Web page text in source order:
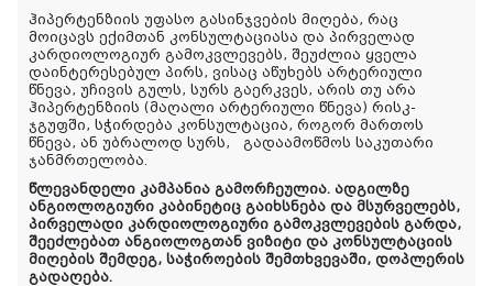
ჰიპერტენზიის უფასო გასინჯვების მიღება, რაც
მოიცავს ექიმთან კონსულტაციასა და პირველად
კარდიოლოგიურ გამოკვლევებს, შეუძლია ყველა
დაინტერესებულ პირს, ვისაც აწუხებს არტერიული
წნევა, უჩივის გულს, სურს გაერკვეს, არის თუ არა
ჰიპერტენზიის (მაღალი არტერიული წნევა) რისკ-
ჯგუფში, სჭირდება კონსულტაცია, როგორ მართოს
წნევა, ან უბრალოდ სურს,
გადაამოწმოს საკუთარი
ჯანმრთელობა.
წლევანდელი კამპანია გამორჩეულია. ადგილზე
ანგიოლოგიური კაბინეტიც გაიხსნება და მსურველებს,
პირველადი კარდიოლოგიური გამოკვლევების გარდა,
შეეძლებათ ანგიოლოგთან ვიზიტი და კონსულტაციის
მიღების შემდეგ, საჭიროების შემთხვევაში, დოპლერის
გადაღება.